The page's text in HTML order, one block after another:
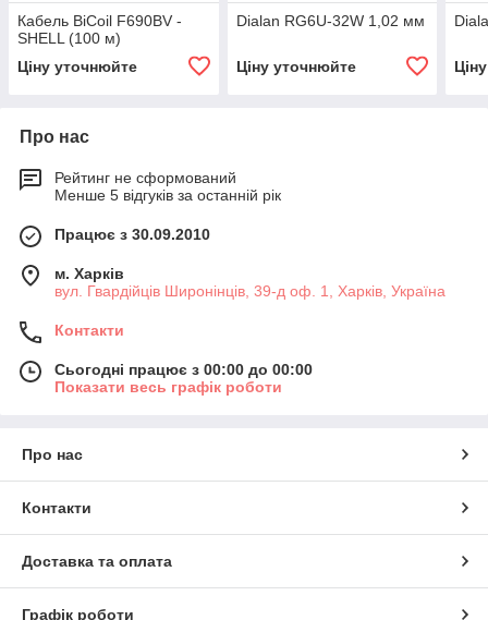
Кабель BiCoil F690BV -
SHELL (100 м)
Ціну уточнюйте
Dialan RG6U-32W 1,02 мм
Ціну уточнюйте
Про нас
Рейтинг не сформований
Менше 5 відгуків за останній рік
Працює з 30.09.2010
м. Харків
вул. Гвардійців Широнінців, 39-д оф. 1, Харків, Україна
Контакти
Сьогодні працює з 00:00 до 00:00
Показати весь графік роботи
Про нас
Контакти
Доставка та оплата
Графік роботи